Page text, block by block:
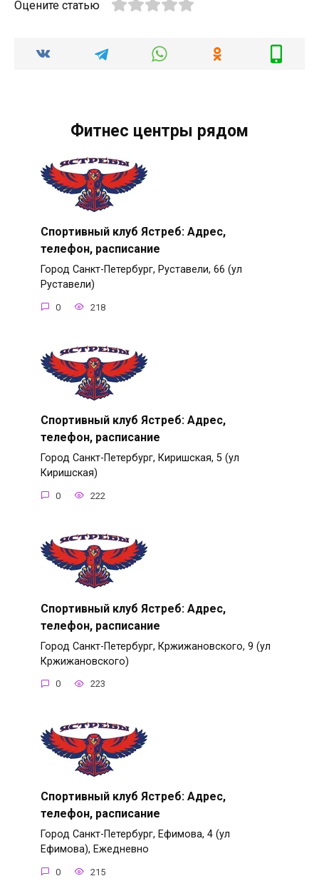
Оцените статью
Фитнес центры рядом
Спортивный клуб Ястреб: Адрес,
телефон, расписание
Город Санкт-Петербург, Руставели, 66 (ул
Руставели)
0 218
Спортивный клуб Ястреб: Адрес,
телефон, расписание
Город Санкт-Петербург, Киришская, 5 (ул
Киришская)
0 222
Спортивный клуб Ястреб: Адрес,
телефон, расписание
Город Санкт-Петербург, Кржижановского, 9 (ул
Кржижановского)
0 223
Спортивный клуб Ястреб: Адрес,
телефон, расписание
Город Санкт-Петербург, Ефимова, 4 (ул
Ефимова), Ежедневно
0 215